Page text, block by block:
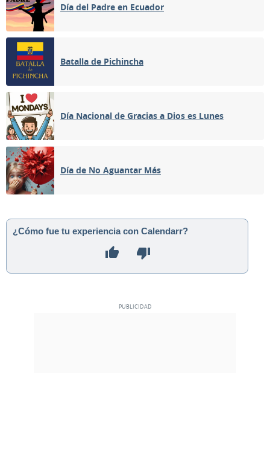
Día del Padre en Ecuador
Batalla de Pichincha
Día Nacional de Gracias a Dios es Lunes
Día de No Aguantar Más
¿Cómo fue tu experiencia con Calendarr?